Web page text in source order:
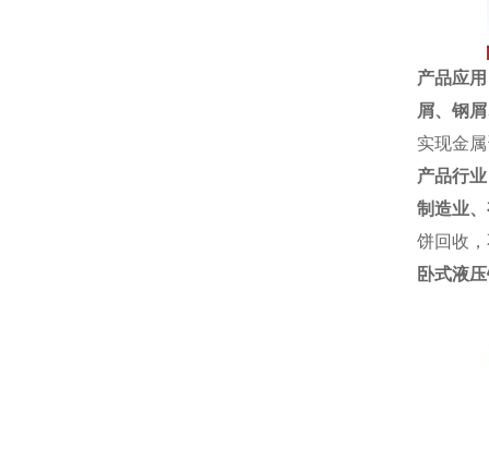
产品应
屑、 钢屑
实现金
产品行
制造业
饼回收
卧式液